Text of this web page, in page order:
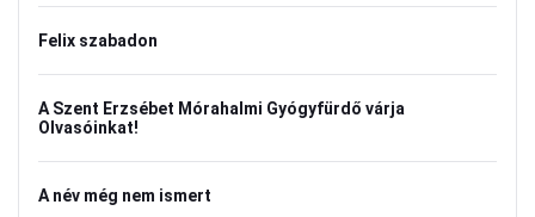
Felix szabadon
A Szent Erzsébet Mórahalmi Gyógyfürdő várja
Olvasóinkat!
A név még nem ismert